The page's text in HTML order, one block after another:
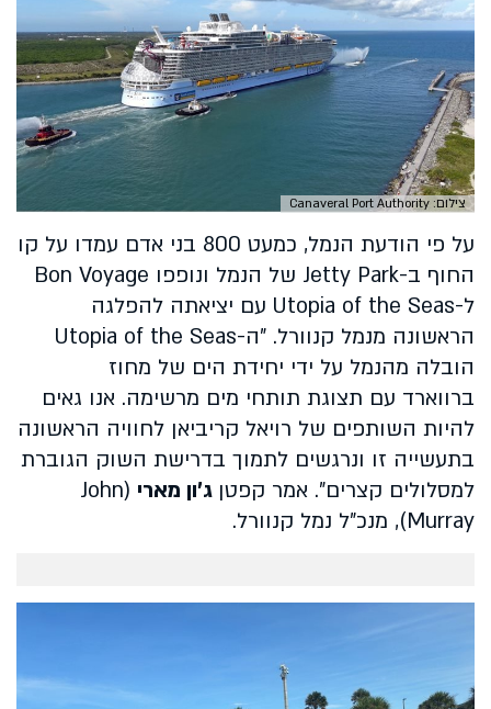
צילום: Canaveral Port Authority
על פי הודעת הנמל, כמעט 800 בני אדם עמדו על קו
החוף ב-Jetty Park של הנמל ונופפו Bon Voyage
ל-Utopia of the Seas עם יציאתה להפלגה
הראשונה מנמל קנוורל. "ה-Utopia of the Seas
הובלה מהנמל על ידי יחידת הים של מחוז
ברווארד עם תצוגת תותחי מים מרשימה. אנו גאים
להיות השותפים של רויאל קריביאן לחוויה הראשונה
בתעשייה זו ונרגשים לתמוך בדרישת השוק הגוברת
למסלולים קצרים". אמר קפטן ג'ון מארי (John
Murray), מנכ"ל נמל קנוורל.